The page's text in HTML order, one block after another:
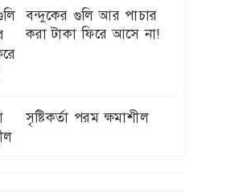
কাল, প্রস্তুত সাত ভেন্যু
বন্দুকের গুলি আর পাচার
করা টাকা ফিরে আসে না!
সৃষ্টিকর্তা পরম ক্ষমাশীল